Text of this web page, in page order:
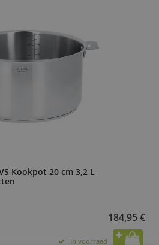
Kookpot 20 cm 3,2 L
184,95 €
In voorraad